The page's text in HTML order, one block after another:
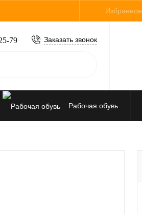
Избранное
79 Заказать звонок
Рабочая обувь